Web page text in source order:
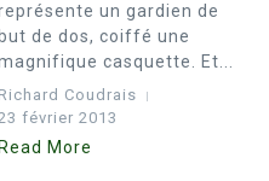
un gardien de
but de dos, coiffé une
casquette. Et...
Richard Coudrais
février 2013
Read More